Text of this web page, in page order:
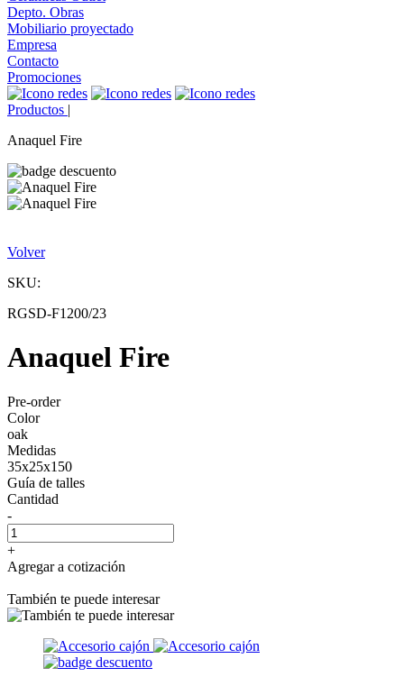
Depto. Obras
Mobiliario proyectado
Empresa
Contacto
Promociones
Productos |
Anaquel Fire
Volver
SKU:
RGSD-F1200/23
Anaquel Fire
Pre-order
Color
oak
Medidas
35x25x150
Guía de talles
Cantidad
-
+
Agregar a cotización
También te puede interesar